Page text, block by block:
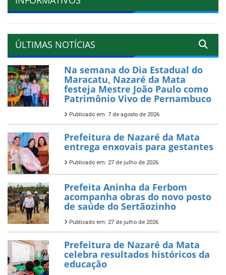
ÚLTIMAS NOTÍCIAS
Na semana do Dia Estadual do
Maracatu, Nazaré da Mata
festeja Mestre João Paulo como
Patrimônio Vivo de Pernambuco
Publicado em: 7 de agosto de 2026
Prefeitura de Nazaré da Mata
entrega enxovais para gestantes
Publicado em: 27 de julho de 2026
Prefeita Aninha da Ferbom
acompanha obras do novo posto
de saúde do Sertãozinho
Publicado em: 27 de julho de 2026
Prefeitura de Nazaré da Mata
celebra resultados históricos da
educação